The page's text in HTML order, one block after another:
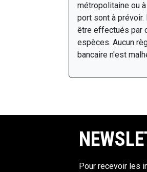
métropolitaine ou
port sont à
être effectués par
espèces. Aucun
bancaire n'est
Pour recevoir les